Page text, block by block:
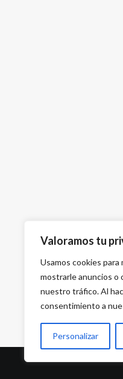
Valoramos tu
Usamos cookies para
mostrarle anuncios o
nuestro tráfico. Al
consentimiento a
Personalizar